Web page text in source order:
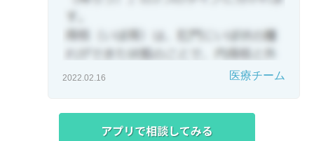
2022.02.16 医療チーム